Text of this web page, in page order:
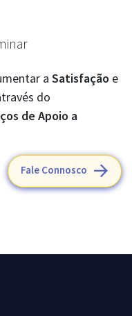
a Satisfação e
do
de Apoio a
Fale Connosco